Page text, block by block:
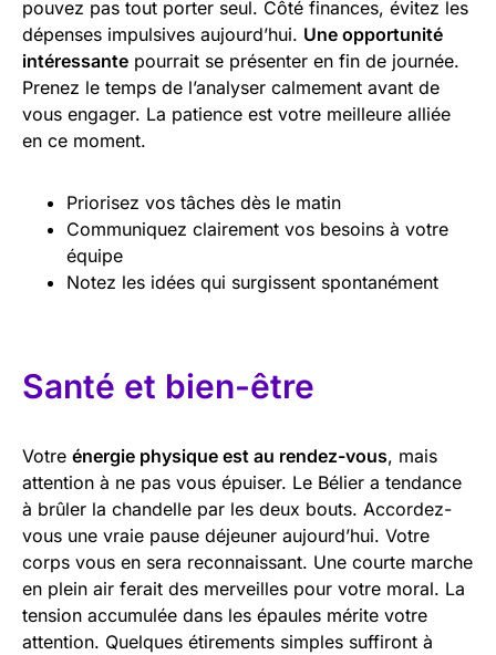
pouvez pas tout porter seul. Côté finances, évitez les
dépenses impulsives aujourd’hui. Une opportunité
intéressante pourrait se présenter en fin de journée.
Prenez le temps de l’analyser calmement avant de
vous engager. La patience est votre meilleure alliée
en ce moment.
Priorisez vos tâches dès le matin
Communiquez clairement vos besoins à votre
équipe
Notez les idées qui surgissent spontanément
Santé et bien-être
Votre énergie physique est au rendez-vous, mais
attention à ne pas vous épuiser. Le Bélier a tendance
à brûler la chandelle par les deux bouts. Accordez-
vous une vraie pause déjeuner aujourd’hui. Votre
corps vous en sera reconnaissant. Une courte marche
en plein air ferait des merveilles pour votre moral. La
tension accumulée dans les épaules mérite votre
attention. Quelques étirements simples suffiront à